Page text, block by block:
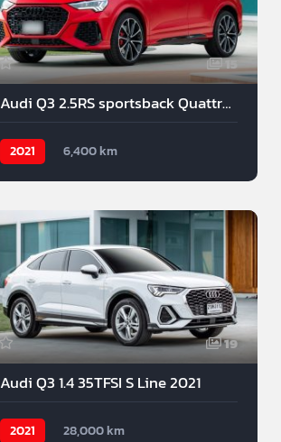
15
Audi Q3 2.5RS sportsback Quattro premium SUV 2021
2021 6,400 km
19
Audi Q3 1.4 35TFSI S Line 2021
2021 28,000 km